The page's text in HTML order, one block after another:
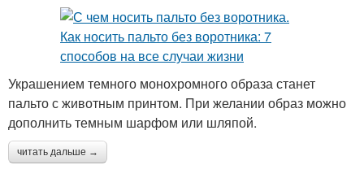
Украшением темного монохромного образа станет
пальто с животным принтом. При желании образ можно
дополнить темным шарфом или шляпой.
читать дальше →